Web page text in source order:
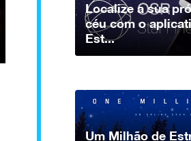
Localize a sua
céu com o
Est...
Um Milhão de